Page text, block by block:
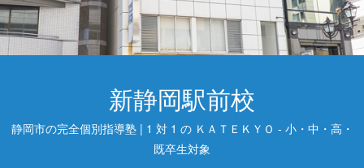
新静岡駅前校
静岡市の完全個別指導塾 | 1 対 1 の ＫＡＴＥＫＹＯ - 小・中・高・
既卒生対象